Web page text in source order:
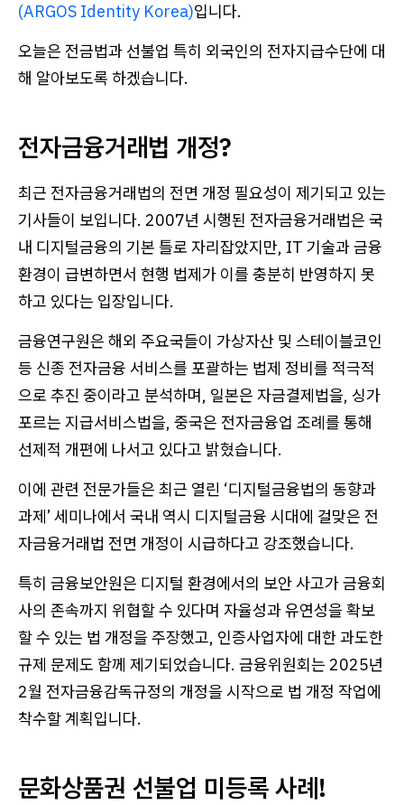
(ARGOS Identity Korea)입니다.
오늘은 전금법과 선불업 특히 외국인의 전자지급수단에 대
해 알아보도록 하겠습니다.
전자금융거래법 개정?
최근 전자금융거래법의 전면 개정 필요성이 제기되고 있는
기사들이 보입니다. 2007년 시행된 전자금융거래법은 국
내 디지털금융의 기본 틀로 자리잡았지만, IT 기술과 금융
환경이 급변하면서 현행 법제가 이를 충분히 반영하지 못
하고 있다는 입장입니다.
금융연구원은 해외 주요국들이 가상자산 및 스테이블코인
등 신종 전자금융 서비스를 포괄하는 법제 정비를 적극적
으로 추진 중이라고 분석하며, 일본은 자금결제법을, 싱가
포르는 지급서비스법을, 중국은 전자금융업 조례를 통해
선제적 개편에 나서고 있다고 밝혔습니다.
이에 관련 전문가들은 최근 열린 ‘디지털금융법의 동향과
과제’ 세미나에서 국내 역시 디지털금융 시대에 걸맞은 전
자금융거래법 전면 개정이 시급하다고 강조했습니다.
특히 금융보안원은 디지털 환경에서의 보안 사고가 금융회
사의 존속까지 위협할 수 있다며 자율성과 유연성을 확보
할 수 있는 법 개정을 주장했고, 인증사업자에 대한 과도한
규제 문제도 함께 제기되었습니다. 금융위원회는 2025년
2월 전자금융감독규정의 개정을 시작으로 법 개정 작업에
착수할 계획입니다.
문화상품권 선불업 미등록 사례!